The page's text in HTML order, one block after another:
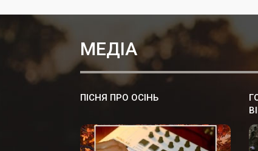
МЕДІА
ПІСНЯ ПРО ОСІНЬ